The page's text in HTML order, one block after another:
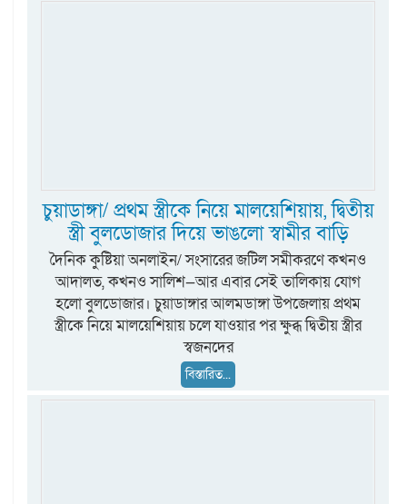
চুয়াডাঙ্গা/ প্রথম স্ত্রীকে নিয়ে মালয়েশিয়ায়, দ্বিতীয়
স্ত্রী বুলডোজার দিয়ে ভাঙলো স্বামীর বাড়ি
দৈনিক কুষ্টিয়া অনলাইন/ সংসারের জটিল সমীকরণে কখনও
আদালত, কখনও সালিশ—আর এবার সেই তালিকায় যোগ
হলো বুলডোজার। চুয়াডাঙ্গার আলমডাঙ্গা উপজেলায় প্রথম
স্ত্রীকে নিয়ে মালয়েশিয়ায় চলে যাওয়ার পর ক্ষুব্ধ দ্বিতীয় স্ত্রীর
স্বজনদের
বিস্তারিত...